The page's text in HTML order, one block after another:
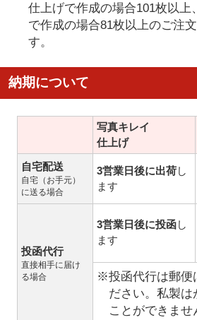
仕上げで作成の場合101枚以上
で作成の場合81枚以上のご注
す。
納期について
写真キレイ
仕上げ
自宅配送
自宅（お手元）
に送る場合
3営業日後に出荷し
ます
投函代行
直接相手に届け
る場合
3営業日後に投函し
ます
※投函代行は郵便
ださい。私製は
ことができませ